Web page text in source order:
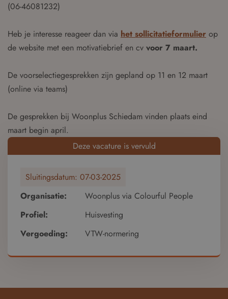
(06-46081232)
Heb je interesse reageer dan via het sollicitatieformulier op
de website met een motivatiebrief en cv voor 7 maart.
De voorselectiegesprekken zijn gepland op 11 en 12 maart
(online via teams)
De gesprekken bij Woonplus Schiedam vinden plaats eind
maart begin april.
Deze vacature is vervuld
Sluitingsdatum: 07-03-2025
Organisatie:
Woonplus via Colourful People
Profiel:
Huisvesting
Vergoeding:
VTW-normering